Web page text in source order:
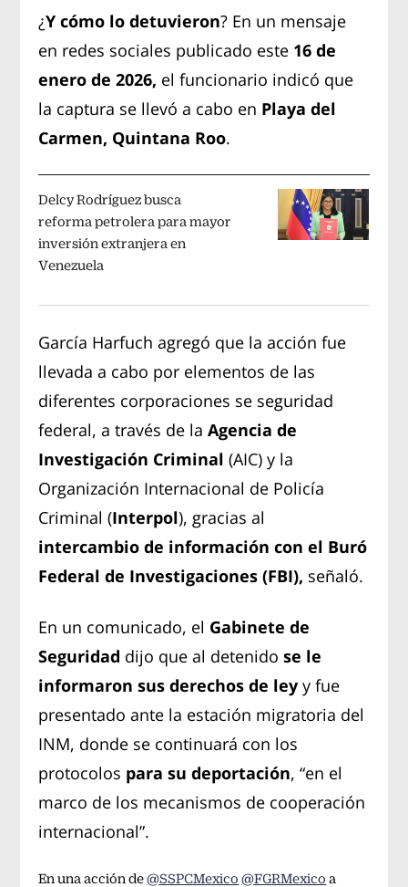
¿Y cómo lo detuvieron? En un mensaje
en redes sociales publicado este 16 de
enero de 2026, el funcionario indicó que
la captura se llevó a cabo en Playa del
Carmen, Quintana Roo.
Delcy Rodríguez busca
reforma petrolera para mayor
inversión extranjera en
Venezuela
García Harfuch agregó que la acción fue
llevada a cabo por elementos de las
diferentes corporaciones se seguridad
federal, a través de laAgencia de
Investigación Criminal (AIC) y la
Organización Internacional de Policía
Criminal (Interpol), gracias al
intercambio de información con el Buró
Federal de Investigaciones (FBI), señaló.
En un comunicado, el Gabinete de
Seguridad dijo que al detenido se le
informaron sus derechos de leyy fue
presentado ante la estación migratoria del
INM, donde se continuará con los
protocolos para su deportación, “en el
marco de los mecanismos de cooperación
internacional”.
En una acción de@SSPCMexico @FGRMexico a